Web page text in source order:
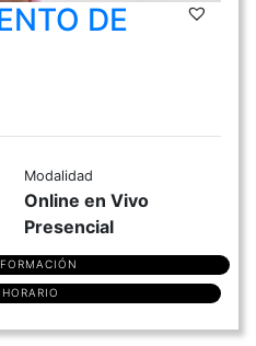
DE
Modalidad
Online en Vivo
Presencial